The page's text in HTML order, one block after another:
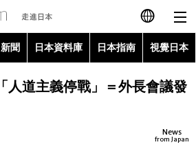
日本語
English
新聞 日本資料庫 日本指南 視覺日本
人道主義停戰」＝外長會議發
News
from Japan